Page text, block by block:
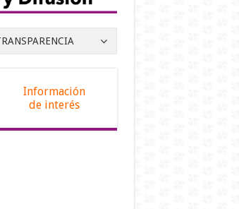
Información
de interés